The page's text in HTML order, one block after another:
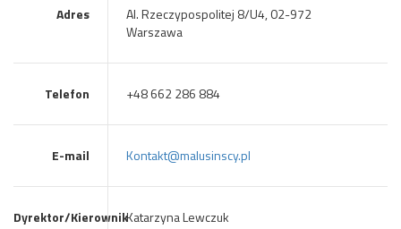
Adres
Al. Rzeczypospolitej 8/U4, 02-972
Warszawa
Telefon +48 662 286 884
E-mail Kontakt@malusinscy.pl
Dyrektor/KierownikKatarzyna Lewczuk